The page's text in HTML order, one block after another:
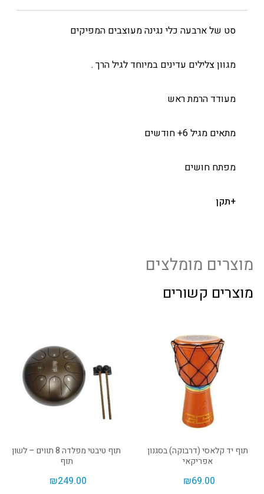
סט של ארבעה כלי נגינה מעוצבים המפיקים
מגוון צלילים עדינים במיוחד לגיל הרך .
מעודד הרמת ראש
מתאים מגיל 6+ חודשים
מפתח חושים
+תקן
מוצרים מומלצים
מוצרים קשורים
תוף יד קלאסי (דרבוקה) בסגנון
אפריקאי
₪69.00
תוף טיבטי מפלדה 8 תווים – לשון
תוף
₪249.00